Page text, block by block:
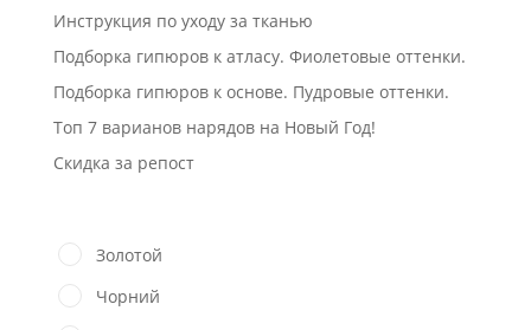
Инструкция по уходу за тканью
Подборка гипюров к атласу. Фиолетовые оттенки.
Подборка гипюров к основе. Пудровые оттенки.
Топ 7 варианов нарядов на Новый Год!
Скидка за репост
Золотой
Чорний